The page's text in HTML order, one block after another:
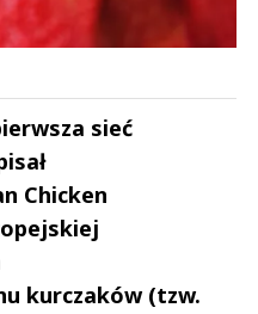
sieć
Chicken
kurczaków (tzw.